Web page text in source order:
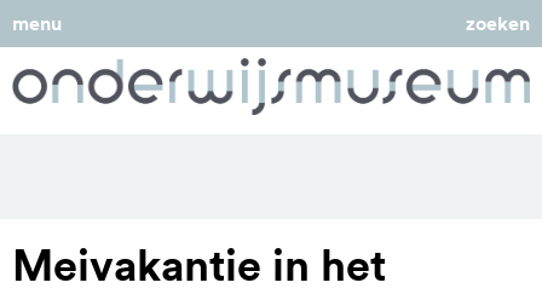
menu zoeken
Meivakantie in het